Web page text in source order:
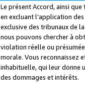
Le présent Accord, ainsi
en excluant l’application
exclusive des tribunaux de
nous pouvons chercher à
violation réelle ou
morale. Vous reconnaissez
inhabituelle, qui leur donne
des dommages et intérêts.